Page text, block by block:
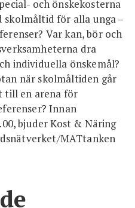
och önskekosterna
för alla unga –
Var kan, bör och
dra
individuella önskemål?
när skolmåltiden går
till en arena för
Innan
bjuder Kost & Näring
MATtanken